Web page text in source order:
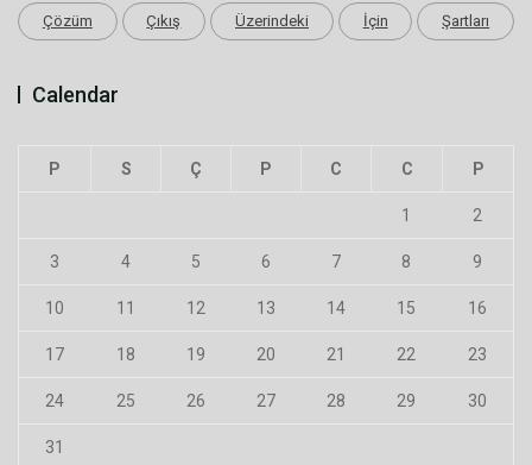
Çözüm Çıkış Üzerindeki İçin Şartları
Calendar
P S Ç P C C P
1 2
3 4 5 6 7 8 9
10 11 12 13 14 15 16
17 18 19 20 21 22 23
24 25 26 27 28 29 30
31